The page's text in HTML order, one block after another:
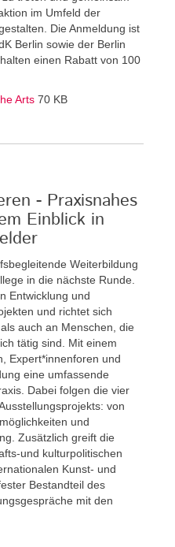
im Umfeld der
Die Anmeldung ist
Berlin sowie der Berlin
einen Rabatt von 100
Arts 70 KB
- Praxisnahes
Einblick in
Weiterbildung
in die nächste Runde.
Entwicklung und
und richtet sich
auch an Menschen, die
tätig sind. Mit einem
Expert*innenforen und
eine umfassende
Dabei folgen die vier
von
und
Zusätzlich greift die
und kulturpolitischen
Kunst- und
Bestandteil des
mit den